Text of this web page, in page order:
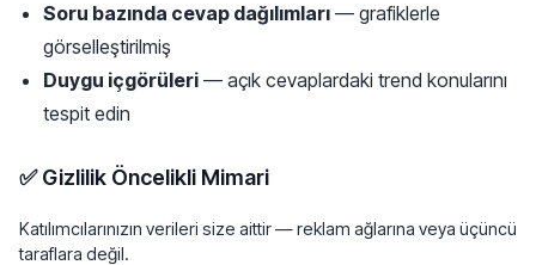
Soru bazında cevap dağılımları — grafiklerle
görselleştirilmiş
Duygu içgörüleri — açık cevaplardaki trend konularını
tespit edin
✅ Gizlilik Öncelikli Mimari
Katılımcılarınızın verileri size aittir — reklam ağlarına veya üçüncü
taraflara değil.